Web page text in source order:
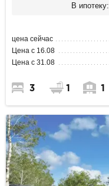
В ипотеку:
цена сейчас
Цена с 16.08
Цена с 31.08
3 1 1